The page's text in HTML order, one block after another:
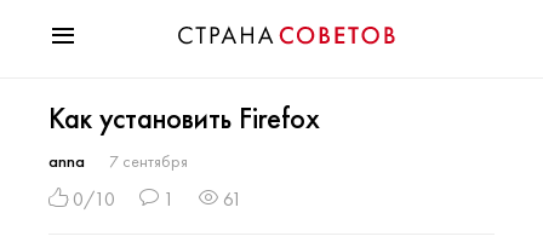
Мода
Звезды
Гороскопы
Как установить Firefox
anna 7 сентября
0/10 1 61